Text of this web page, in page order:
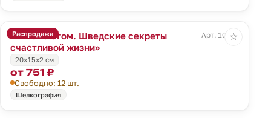
Распродажа
Книга «Лагом. Шведские секреты
счастливой жизни»
Арт. 10350
20х15х2 см
от 751 ₽
Свободно: 12 шт.
Шелкография
☆